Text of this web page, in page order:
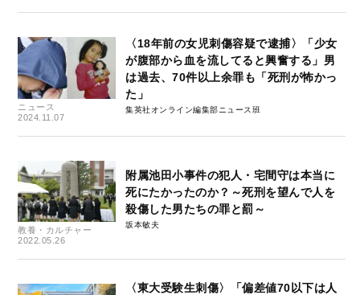
ニュース
2024.11.07
〈18年前の女児刺傷容疑で逮捕〉「少女
が腹部から血を流してると興奮する」男
は過去、70件以上余罪も「死刑が怖かっ
た」
集英社オンライン編集部ニュース班
教養・カルチャー
2022.05.26
附属池田小事件の犯人・宅間守は本当に
死にたかったのか？～死刑を望んで人を
殺傷した男たちの罪と罰～
坂本敏夫
〈東大受験生刺傷〉「偏差値70以下は人